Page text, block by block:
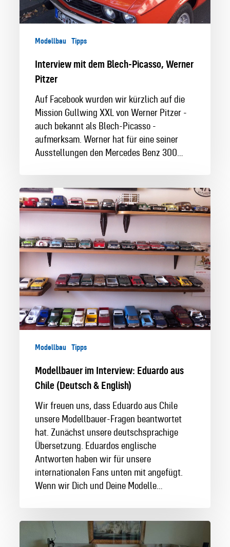
Modellbau Tipps
Interview mit dem Blech-Picasso, Werner
Pitzer
Auf Facebook wurden wir kürzlich auf die
Mission Gullwing XXL von Werner Pitzer -
auch bekannt als Blech-Picasso -
aufmerksam. Werner hat für eine seiner
Ausstellungen den Mercedes Benz 300…
Modellbauer
im
Interview:
Eduardo
aus
Chile
(Deutsch
&
English)
Modellbau Tipps
Modellbauer im Interview: Eduardo aus
Chile (Deutsch & English)
Wir freuen uns, dass Eduardo aus Chile
unsere Modellbauer-Fragen beantwortet
hat. Zunächst unsere deutschsprachige
Übersetzung. Eduardos englische
Antworten haben wir für unsere
internationalen Fans unten mit angefügt.
Wenn wir Dich und Deine Modelle…
Modellbauer